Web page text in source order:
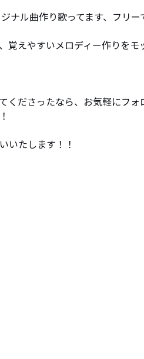
ナル曲作り歌ってます、フリ
覚えやすいメロディー作りをモ
くださったなら、お気軽にフォ
いたします！！